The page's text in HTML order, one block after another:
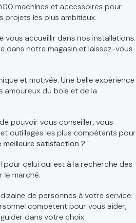
machines et accessoires pour
projets les plus ambitieux.
vous accueillir dans nos installations.
dans notre magasin et laissez-vous
et motivée. Une belle expérience
amoureux du bois et de la
pouvoir vous conseiller, vous
outillages les plus compétents pour
meilleure satisfaction ?
pour celui qui est à la recherche des
le marché.
dizaine de personnes à votre service.
compétent pour vous aider,
dans votre choix.